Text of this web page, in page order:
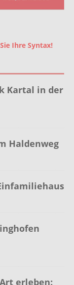
Ihre Syntax!
Kartal in der
Haldenweg
erleben: